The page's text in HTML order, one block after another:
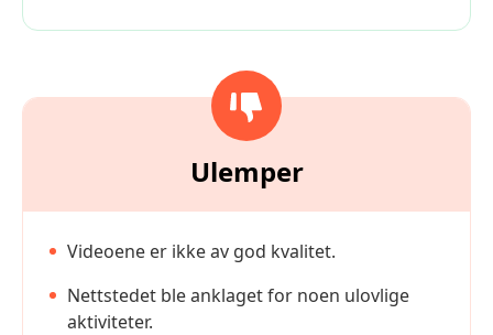
Ulemper
Videoene er ikke av god kvalitet.
Nettstedet ble anklaget for noen ulovlige
aktiviteter.